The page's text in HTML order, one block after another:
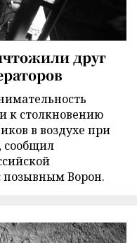
друг
к столкновению
в воздухе при
сообщил
позывным Ворон.